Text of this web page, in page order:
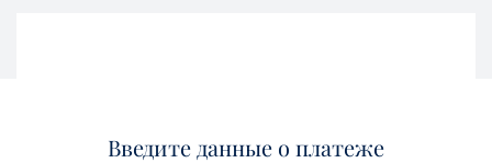
Введите данные о платеже